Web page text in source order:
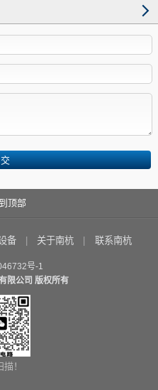
顶部
备 关于南杭 联系南杭
号-1
限公司 版权所有
！